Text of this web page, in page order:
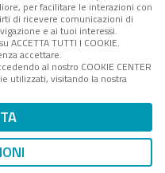
community
sull’impulso allo
e dei Borghi del
10 della Strategia
e la digitalizzazione
per facilitare le interazioni con
di ricevere comunicazioni di
e ai tuoi interessi.
TUTTI I COOKIE.
accettare.
al nostro COOKIE CENTER
utilizzati, visitando la nostra